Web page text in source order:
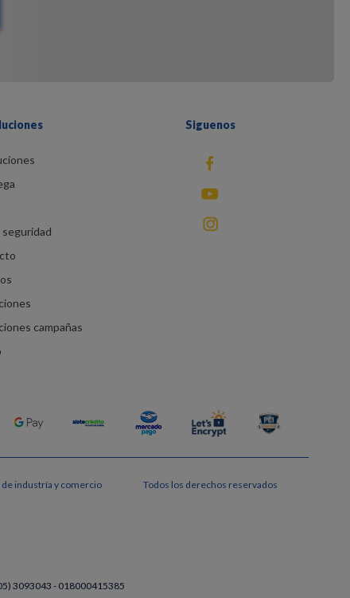
seguridad
campañas
Siguenos
fb
You Tube
instagram
industría y comercio Todos los derechos reservados
3093043 - 018000415385